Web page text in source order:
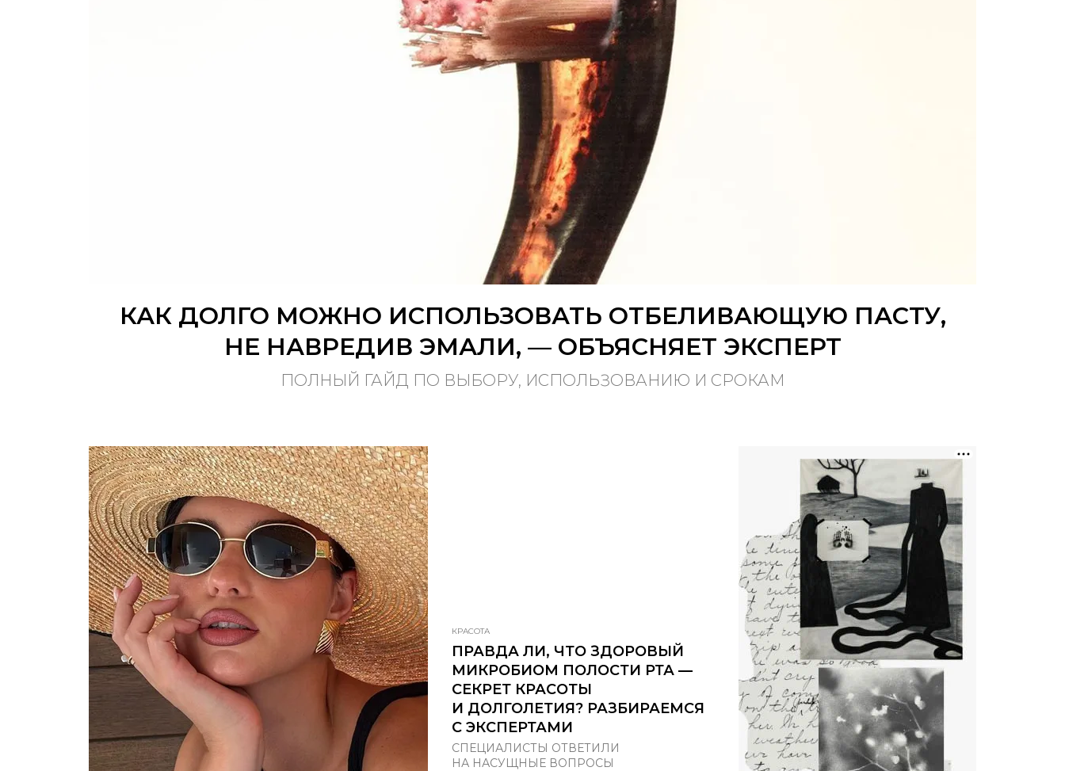
КАК ДОЛГО МОЖНО ИСПОЛЬЗОВАТЬ ОТБЕЛИВАЮЩУЮ ПАСТУ,
НЕ НАВРЕДИВ ЭМАЛИ, — ОБЪЯСНЯЕТ ЭКСПЕРТ
ПОЛНЫЙ ГАЙД ПО ВЫБОРУ, ИСПОЛЬЗОВАНИЮ И СРОКАМ
КРАСОТА
ПРАВДА ЛИ, ЧТО ЗДОРОВЫЙ
МИКРОБИОМ ПОЛОСТИ РТА —
СЕКРЕТ КРАСОТЫ
И ДОЛГОЛЕТИЯ? РАЗБИРАЕМСЯ
С ЭКСПЕРТАМИ
СПЕЦИАЛИСТЫ ОТВЕТИЛИ
НА НАСУЩНЫЕ ВОПРОСЫ